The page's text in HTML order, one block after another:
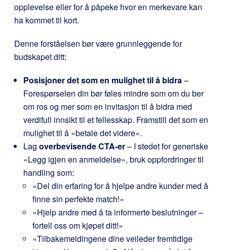
opplevelse eller for å påpeke hvor en merkevare kan
ha kommet til kort.
Denne forståelsen bør være grunnleggende for
budskapet ditt:
Posisjoner det som en mulighet til å bidra–
Forespørselen din bør føles mindre som om du ber
om ros og mer som en invitasjon til å bidra med
verdifull innsikt til et fellesskap. Framstill det som en
mulighet til å «betale det videre».
Lag overbevisende CTA-er– I stedet for generiske
«Legg igjen en anmeldelse», bruk oppfordringer til
handling som:
«Del din erfaring for å hjelpe andre kunder med å
finne sin perfekte match!»
«Hjelp andre med å ta informerte beslutninger –
fortell oss om kjøpet ditt!»
«Tilbakemeldingene dine veileder fremtidige